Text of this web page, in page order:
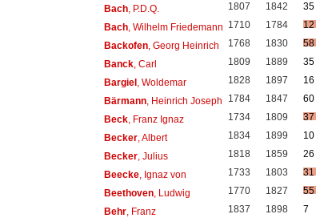
Bach, P.D.Q. 1807 1842
35
Bach, Wilhelm Friedemann 1710 1784
12
Backofen, Georg Heinrich 1768 1830
58
Banck, Carl 1809 1889
35
Bargiel, Woldemar 1828 1897
16
Bärmann, Heinrich Joseph 1784 1847
60
Beck, Franz Ignaz 1734 1809
37
Becker, Albert 1834 1899
10
Becker, Julius 1818 1859
26
Beecke, Ignaz von 1733 1803
31
Beethoven, Ludwig 1770 1827
55
Behr, Franz 1837 1898
7